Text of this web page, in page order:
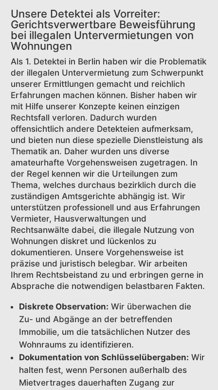
Unsere Detektei als Vorreiter:
Gerichtsverwertbare Beweisführung
bei illegalen Untervermietungen von
Wohnungen
Als 1. Detektei in Berlin haben wir die Problematik
der illegalen Untervermietung zum Schwerpunkt
unserer Ermittlungen gemacht und reichlich
Erfahrungen machen können. Bisher haben wir
mit Hilfe unserer Konzepte keinen einzigen
Rechtsfall verloren. Dadurch wurden
offensichtlich andere Detekteien aufmerksam,
und bieten nun diese spezielle Dienstleistung als
Thematik an. Daher wurden uns diverse
amateurhafte Vorgehensweisen zugetragen. In
der Regel kennen wir die Urteilungen zum
Thema, welches durchaus bezirklich durch die
zuständigen Amtsgerichte abhängig ist. Wir
unterstützen professionell und aus Erfahrungen
Vermieter, Hausverwaltungen und
Rechtsanwälte dabei, die illegale Nutzung von
Wohnungen diskret und lückenlos zu
dokumentieren. Unsere Vorgehensweise ist
präzise und juristisch belegbar. Wir arbeiten
Ihrem Rechtsbeistand zu und erbringen gerne in
Absprache die notwendigen belastbaren Fakten.
Diskrete Observation: Wir überwachen die
Zu- und Abgänge an der betreffenden
Immobilie, um die tatsächlichen Nutzer des
Wohnraums zu identifizieren.
Dokumentation von Schlüsselübergaben: Wir
halten fest, wenn Personen außerhalb des
Mietvertrages dauerhaften Zugang zur